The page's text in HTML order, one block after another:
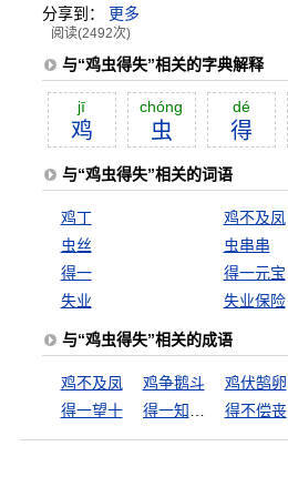
分享到： 更多
阅读(2492次)
与“鸡虫得失”相关的字典解释
jī
鸡
chóng
虫
dé
得
与“鸡虫得失”相关的词语
鸡丁 鸡不及凤
虫丝
虫串串
得一
得一元宝
失业
失业保险
与“鸡虫得失”相关的成语
鸡不及凤 鸡争鹅斗 鸡伏鹄卵
得一望十
得不偿丧